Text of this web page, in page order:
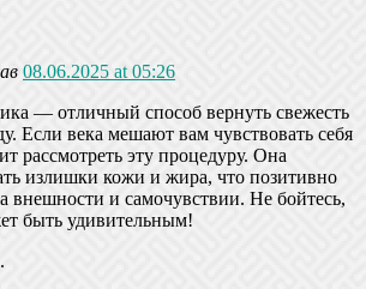
08.06.2025 at 05:26
— отличный способ вернуть свежесть
Если века мешают вам чувствовать себя
рассмотреть эту процедуру. Она
излишки кожи и жира, что позитивно
внешности и самочувствии. Не бойтесь,
быть удивительным!